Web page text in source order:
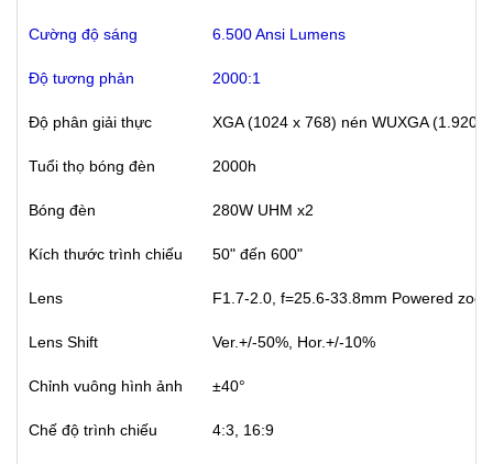
Cường độ sáng 6.500 Ansi Lumens
Độ tương phản 2000:1
Độ phân giải thực XGA (1024 x 768) nén WUXGA (1.920
Tuổi thọ bóng đèn 2000h
Bóng đèn 280W UHM x2
Kích thước trình chiếu 50" đến 600"
Lens F1.7-2.0, f=25.6-33.8mm Powered
Lens Shift
Chỉnh vuông hình ảnh
Ver.+/-50%, Hor.+/-10%
±40°
Chế độ trình chiếu 4:3, 16:9